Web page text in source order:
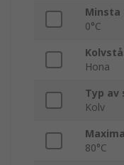
0°C
Hona
Typ av
Kolv
80°C